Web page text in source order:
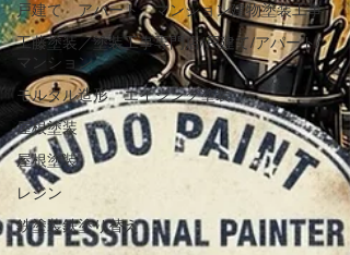
戸建て アパート マンション建物塗装工事
工藤塗装／塗装工事専門店/戸建て/アパート/
マンション
モルタル造形 エイジング塗装
屋根塗装
屋根塗装
レジン
鉄塗装鉄塗り替え